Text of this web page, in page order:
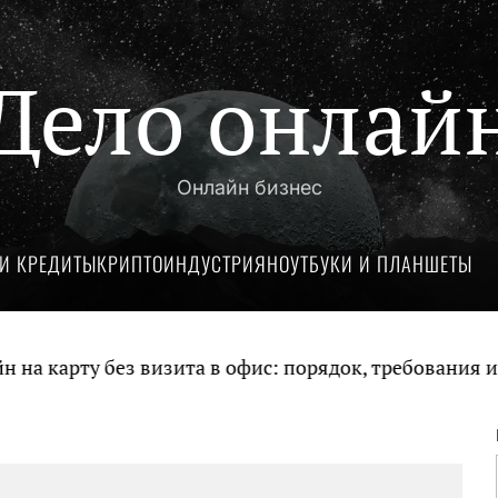
Онлайн бизнес
КРЕДИТЫКРИПТОИНДУСТРИЯНОУТБУКИ И ПЛАНШЕТЫ
карту без визита в офис: порядок, требования и